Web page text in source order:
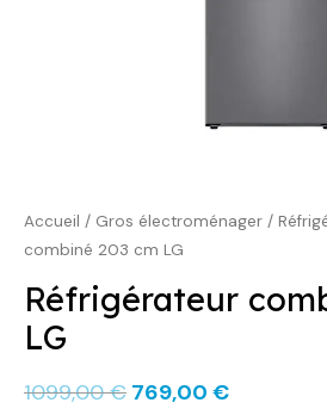
Accueil / Gros électroménager /
combiné 203 cm LG
Réfrigérateur
LG
1099,00€ 769,00 €